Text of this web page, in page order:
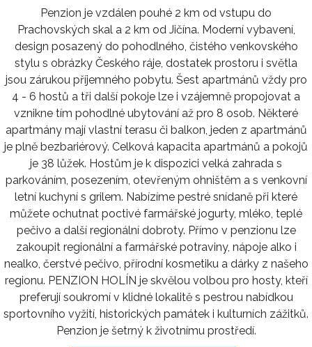
Penzion je vzdálen pouhé 2 km od vstupu do
Prachovských skal a 2 km od Jičína. Moderní vybavení,
design posazený do pohodlného, čistého venkovského
stylu s obrázky Českého ráje, dostatek prostoru i světla
jsou zárukou příjemného pobytu. Šest apartmánů vždy pro
4 - 6 hostů a tři další pokoje lze i vzájemně propojovat a
vznikne tím pohodlné ubytování až pro 8 osob. Některé
apartmány mají vlastní terasu či balkon, jeden z apartmánů
je plně bezbariérový. Celková kapacita apartmánů a pokojů
je 38 lůžek. Hostům je k dispozici velká zahrada s
parkováním, posezením, otevřeným ohništěm a s venkovní
letní kuchyní s grilem. Nabízíme pestré snídaně při které
můžete ochutnat poctivé farmářské jogurty, mléko, teplé
pečivo a další regionální dobroty. Přímo v penzionu lze
zakoupit regionální a farmářské potraviny, nápoje alko i
nealko, čerstvé pečivo, přírodní kosmetiku a dárky z našeho
regionu. PENZION HOLÍN je skvělou volbou pro hosty, kteří
preferují soukromí v klidné lokalitě s pestrou nabídkou
sportovního vyžití, historických památek i kulturních zážitků.
Penzion je šetrný k životnímu prostředí.